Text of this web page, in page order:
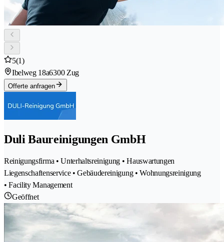
5(1)
Ibelweg 18a6300 Zug
Offerte anfragen
Duli Baureinigungen GmbH
Reinigungsfirma • Unterhaltsreinigung • Hauswartungen
Liegenschaftenservice • Gebäudereinigung • Wohnungsreinigung
• Facility Management
Geöffnet